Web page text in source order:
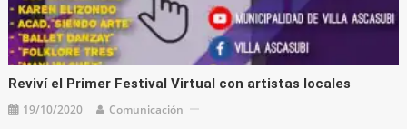
Reviví el Primer Festival Virtual con artistas locales
19/10/2020 Comunicación